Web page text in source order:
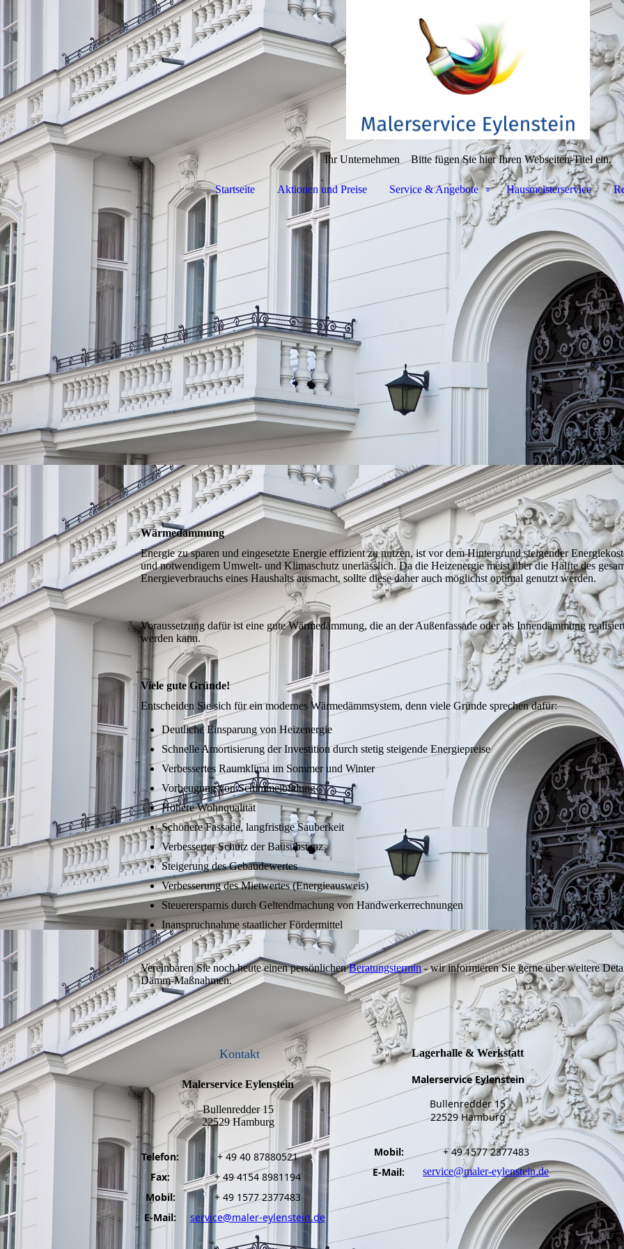
Ihr Unternehmen Bitte fügen Sie hier Ihren Webseiten-Titel ein.
Startseite Aktionen und Preise Service & Angebote Hausmeisterservice
Wärmedämmung
Energie zu sparen und eingesetzte Energie effizient zu nutzen, ist vor dem Hintergrund steigender
und notwendigem Umwelt- und Klimaschutz unerlässlich. Da die Heizenergie meist über die Hälfte des
Energieverbrauchs eines Haushalts ausmacht, sollte diese daher auch möglichst optimal genutzt werden.
Voraussetzung dafür ist eine gute Wärmedämmung, die an der Außenfassade oder als Innendämmung
werden kann.
Viele gute Gründe!
Entscheiden Sie sich für ein modernes Wärmedämmsystem, denn viele Gründe sprechen dafür:
Deutliche Einsparung von Heizenergie
Schnelle Amortisierung der Investition durch stetig steigende Energiepreise
Verbessertes Raumklima im Sommer und Winter
Vorbeugung von Schimmelbildung
Höhere Wohnqualität
Schönere Fassade, langfristige Sauberkeit
Verbesserter Schutz der Bausubstanz
Steigerung des Gebäudewertes
Verbesserung des Mietwertes (Energieausweis)
Steuerersparnis durch Geltendmachung von Handwerkerrechnungen
Inanspruchnahme staatlicher Fördermittel
Vereinbaren Sie noch heute einen persönlichenBeratungstermin- wir informieren Sie gerne über weitere
Dämm-Maßnahmen.
Kontakt
Malerservice Eylenstein
Bullenredder 15
22529 Hamburg
Telefon:
+ 49 40 87880521
Fax:
+ 49 4154 8981194
Mobil:
+ 49 1577 2377483
E-Mail:
service@maler-eylenstein.de
Lagerhalle & Werkstatt
Malerservice Eylenstein
Bullenredder 15
22529 Hamburg
Mobil:
+ 49 1577 2377483
E-Mail:
service@maler-eylenstein.de